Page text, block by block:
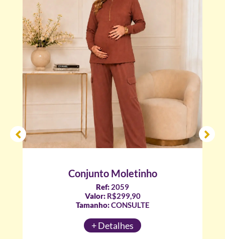
Conjunto Moletinho
Ref: 2059
Valor:R$299,90
Tamanho:CONSULTE
+ Detalhes